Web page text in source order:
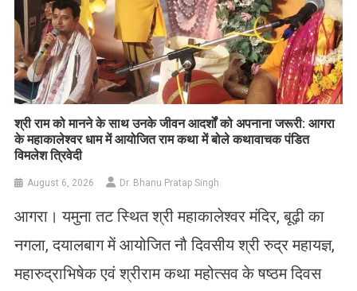
​श्री राम को मानने के साथ उनके जीवन आदर्शों को अपनाना जरूरी: आगरा
के महाकालेश्वर धाम में आयोजित राम कथा में बोले कथावाचक पंडित
विमलेश त्रिवेदी
August 6, 2026 Dr. Bhanu Pratap Singh
आगरा। यमुना तट स्थित श्री महाकालेश्वर मंदिर, बूढ़ी का
नगला, दयालबाग में आयोजित नौ दिवसीय श्री रुद्र महायज्ञ,
महारुद्राभिषेक एवं श्रीराम कथा महोत्सव के षष्ठम दिवस